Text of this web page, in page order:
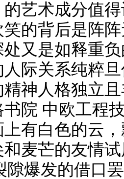
的艺术成分值
的背后是阵
处又是如释重
际关系纯粹
神人格独立
院 中欧工程
上有白色的云
麦芒的友情
隙爆发的借口